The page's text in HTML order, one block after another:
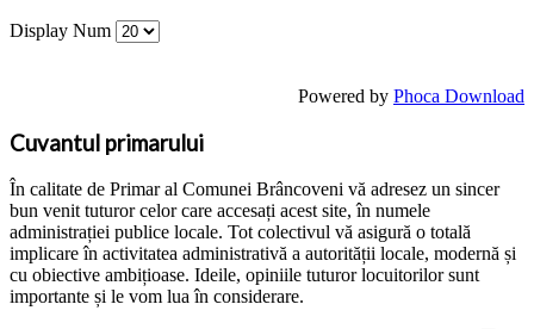
Display Num
Powered by Phoca Download
Cuvantul primarului
În calitate de Primar al Comunei Brâncoveni vă adresez un sincer
bun venit tuturor celor care accesați acest site, în numele
administrației publice locale. Tot colectivul vă asigură o totală
implicare în activitatea administrativă a autorității locale, modernă și
cu obiective ambițioase. Ideile, opiniile tuturor locuitorilor sunt
importante și le vom lua în considerare.